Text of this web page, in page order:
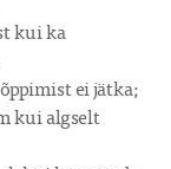
kui ka
ei jätka;
kui algselt